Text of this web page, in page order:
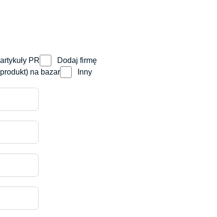
PR
Dodaj firmę
na bazar
Inny